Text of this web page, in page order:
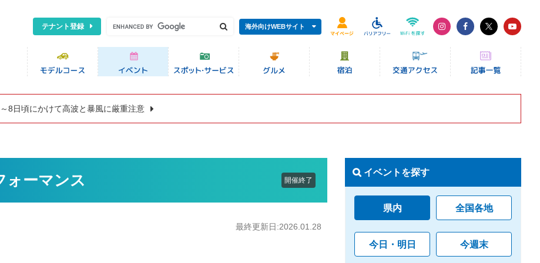
テナント登録 海外向けWEBサイト
8日頃にかけて高波と暴風に厳重注意
ーマンス 開催終了
最終更新日:2026.01.28
イベントを探す
県内 全国各地
今日・明日 今週末